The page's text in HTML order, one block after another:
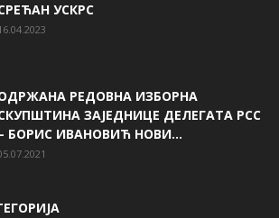
УСКРС
РЕДОВНА ИЗБОРНА
ЗАЈЕДНИЦЕ ДЕЛЕГАТА РСС
БОРИС ИВАНОВИЋ НОВИ...